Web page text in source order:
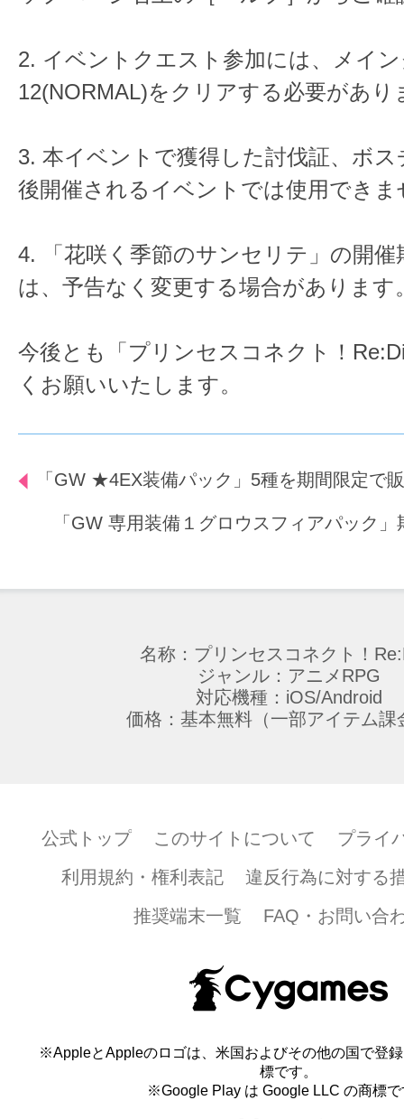
2. イベントクエスト参加には、メイ
12(NORMAL)をクリアする必要があり
3. 本イベントで獲得した討伐証、ボ
後開催されるイベントでは使用できま
4. 「花咲く季節のサンセリテ」の開催
は、予告なく変更する場合があります
今後とも「プリンセスコネクト！
くお願いいたします。
「GW ★4EX装備パック」5種を期間限定で
「GW 専用装備１グロウスフィアパック
名称：プリンセスコネクト！
ジャンル：アニメRPG
対応機種：iOS/Android
価格：基本無料（一部アイテム課
公式トップ このサイトについて
プライ
利用規約・権利表記
違反行為に対する
推奨端末一覧
FAQ・お問い合
※AppleとAppleのロゴは、米国およびその他の国で登
標です。
※Google Play は Google LLC の商標で